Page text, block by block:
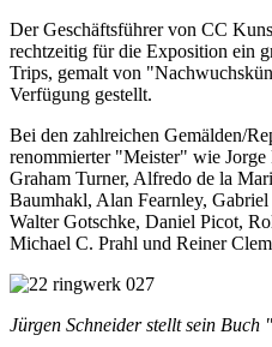
Der Geschäftsführer von CC
rechtzeitig für die Exposition ein
Trips, gemalt von
Verfügung gestellt.
Bei den zahlreichen Gemälden/
renommierter "Meister" wie Jorge
Graham Turner, Alfredo de la
Baumhakl, Alan Fearnley,
Walter Gotschke, Daniel Picot,
Michael C. Prahl und Reiner
Jürgen Schneider stellt sein Buch